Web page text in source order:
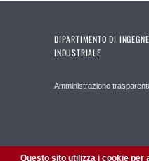
DIPARTIMENTO DI
INDUSTRIALE
Amministrazione
Questo sito utilizza i cookie